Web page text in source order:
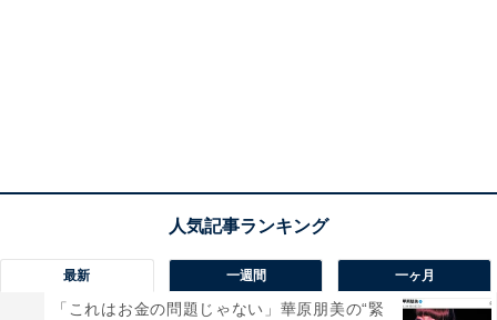
最新 一週間 一ヶ月
「これはお金の問題じゃない」華原朋美の“緊